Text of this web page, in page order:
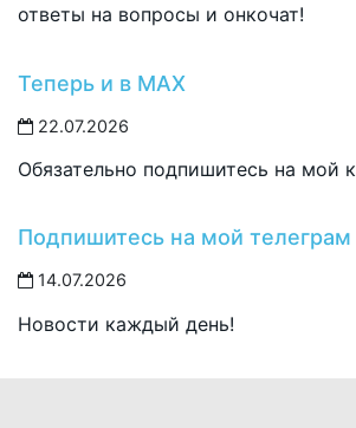
ответы на вопросы и онкочат!
Теперь и в MAX
22.07.2026
Обязательно подпишитесь на мой
Подпишитесь на мой телеграм
14.07.2026
Новости каждый день!